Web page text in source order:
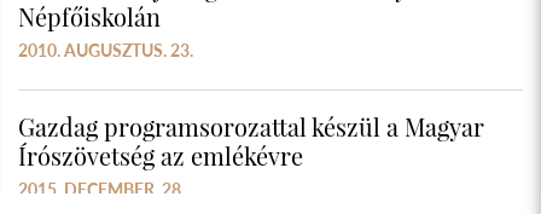
Népfőiskolán
2010. AUGUSZTUS. 23.
Gazdag programsorozattal készül a Magyar
Írószövetség az emlékévre
2015. DECEMBER. 28.